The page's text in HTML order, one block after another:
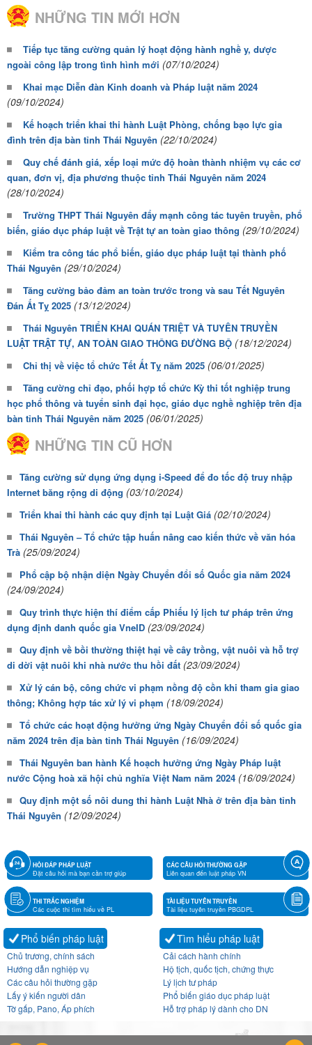
NHỮNG TIN MỚI HƠN
Tiếp tục tăng cường quản lý hoạt động hành nghề y, dược
ngoài công lập trong tình hình mới (07/10/2024)
Khai mạc Diễn đàn Kinh doanh và Pháp luật năm 2024
(09/10/2024)
Kế hoạch triển khai thi hành Luật Phòng, chống bạo lực gia
đình trên địa bàn tỉnh Thái Nguyên (22/10/2024)
Quy chế đánh giá, xếp loại mức độ hoàn thành nhiệm vụ các cơ
quan, đơn vị, địa phương thuộc tỉnh Thái Nguyên năm 2024
(28/10/2024)
Trường THPT Thái Nguyên đẩy mạnh công tác tuyên truyền, phổ
biến, giáo dục pháp luật về Trật tự an toàn giao thông (29/10/2024)
Kiểm tra công tác phổ biến, giáo dục pháp luật tại thành phố
Thái Nguyên (29/10/2024)
Tăng cường bảo đảm an toàn trước trong và sau Tết Nguyên
Đán Ất Tỵ 2025 (13/12/2024)
Thái Nguyên TRIỂN KHAI QUÁN TRIỆT VÀ TUYÊN TRUYỀN
LUẬT TRẬT TỰ, AN TOÀN GIAO THÔNG ĐƯỜNG BỘ (18/12/2024)
Chỉ thị về việc tổ chức Tết Ất Tỵ năm 2025 (06/01/2025)
Tăng cường chỉ đạo, phối hợp tổ chức Kỳ thi tốt nghiệp trung
học phổ thông và tuyển sinh đại học, giáo dục nghề nghiệp trên địa
bàn tỉnh Thái Nguyên năm 2025 (06/01/2025)
NHỮNG TIN CŨ HƠN
Tăng cường sử dụng ứng dụng i-Speed để đo tốc độ truy nhập
Internet băng rộng di động (03/10/2024)
Triển khai thi hành các quy định tại Luật Giá (02/10/2024)
Thái Nguyên – Tổ chức tập huấn nâng cao kiến thức về văn hóa
Trà (25/09/2024)
Phổ cập bộ nhận diện Ngày Chuyển đổi số Quốc gia năm 2024
(24/09/2024)
Quy trình thực hiện thí điểm cấp Phiếu lý lịch tư pháp trên ứng
dụng định danh quốc gia VneID (23/09/2024)
Quy định về bồi thường thiệt hại về cây trồng, vật nuôi và hỗ trợ
di dời vật nuôi khi nhà nước thu hồi đất (23/09/2024)
Xử lý cán bộ, công chức vi phạm nồng độ cồn khi tham gia giao
thông; Không hợp tác xử lý vi phạm (18/09/2024)
Tổ chức các hoạt động hưởng ứng Ngày Chuyển đổi số quốc gia
năm 2024 trên địa bàn tỉnh Thái Nguyên (16/09/2024)
Thái Nguyên ban hành Kế hoạch hưởng ứng Ngày Pháp luật
nước Cộng hoà xã hội chủ nghĩa Việt Nam năm 2024 (16/09/2024)
Quy định một số nôi dung thi hành Luật Nhà ở trên địa bàn tỉnh
Thái Nguyên (12/09/2024)
HỎI ĐÁP PHÁP LUẬT
Đặt câu hỏi mà bạn cần trợ giúp
CÁC CÂU HỎI THƯỜNG GẶP
Liên quan đến luật pháp VN
THI TRẮC NGHIỆM
Các cuộc thi tìm hiểu về PL
TÀI LIỆU TUYÊN TRUYỀN
Tài liệu tuyên truyền PBGDPL
Phổ biến pháp luật
Chủ trương, chính sách
Hướng dẫn nghiệp vụ
Các câu hỏi thường gặp
Lấy ý kiến người dân
Tờ gấp, Pano, Áp phích
Tìm hiểu pháp luật
Cải cách hành chính
Hộ tịch, quốc tịch, chứng thực
Lý lịch tư pháp
Phổ biến giáo dục pháp luật
Hỗ trợ pháp lý dành cho DN